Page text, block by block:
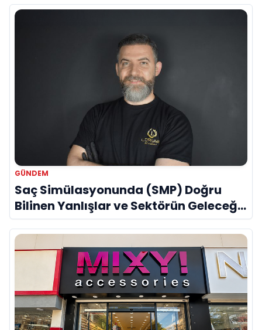
GÜNDEM
Saç Simülasyonunda (SMP) Doğru
Bilinen Yanlışlar ve Sektörün Geleceği:
Onur Akdeniz ile Özel Röportaj